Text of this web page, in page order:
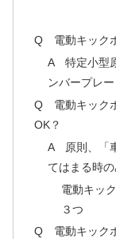
Q 電動キック
A 特定小型
ンバープレ
Q 電動キック
OK？
A 原則、「
てはまる時の
電動キッ
３つ
Q 電動キック